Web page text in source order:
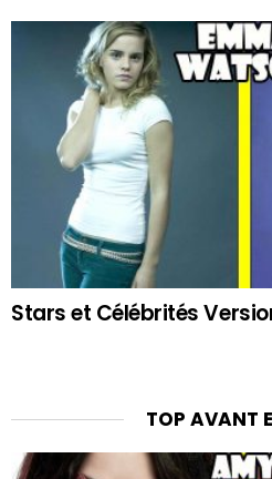
Stars et Célébrités
TOP AVANT